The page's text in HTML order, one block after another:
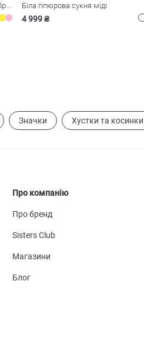
Біла гіпюрова сукня міді
4 999 ₴
Значки Хустки та косинки
Про компанію
Про бренд
Sisters Club
Магазини
Блог